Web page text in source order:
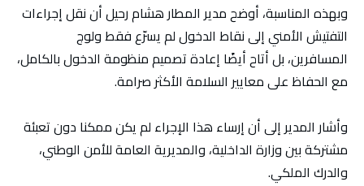
وبهذه المناسبة، أوضح مدير المطار هشام رحيل أن نقل إجراءات
التفتيش الأمني إلى نقاط الدخول لم يسرّع فقط ولوج
المسافرين، بل أتاح أيضًا إعادة تصميم منظومة الدخول بالكامل،
مع الحفاظ على معايير السلامة الأكثر صرامة.
وأشار المدير إلى أن إرساء هذا الإجراء لم يكن ممكنا دون تعبئة
مشتركة بين وزارة الداخلية، والمديرية العامة للأمن الوطني،
والدرك الملكي.